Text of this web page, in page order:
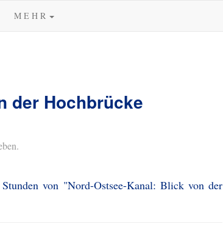
M E H R
der Hochbrücke
von "Nord-Ostsee-Kanal: Blick von der